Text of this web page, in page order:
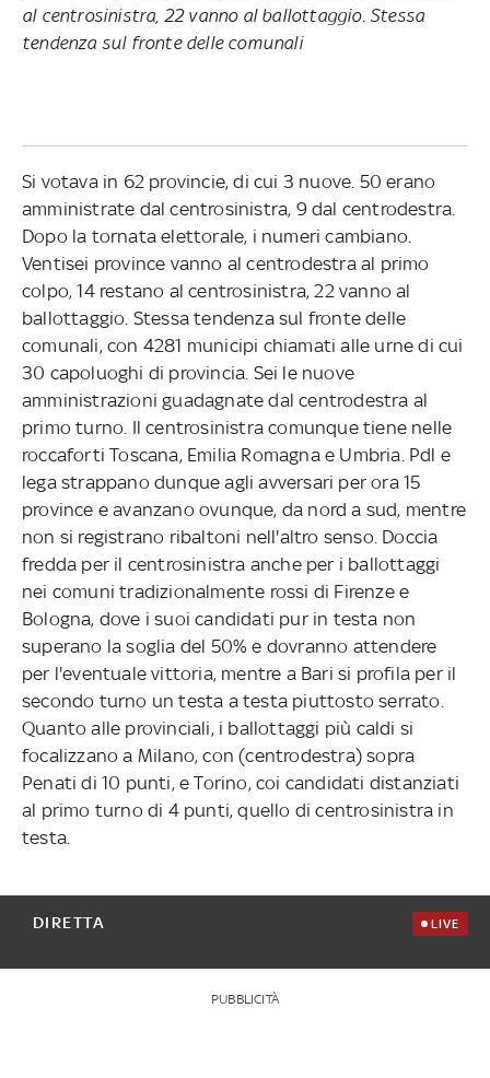
al centrosinistra, 22 vanno al ballottaggio. Stessa
tendenza sul fronte delle comunali
Si votava in 62 provincie, di cui 3 nuove. 50 erano
amministrate dal centrosinistra, 9 dal centrodestra.
Dopo la tornata elettorale, i numeri cambiano.
Ventisei province vanno al centrodestra al primo
colpo, 14 restano al centrosinistra, 22 vanno al
ballottaggio. Stessa tendenza sul fronte delle
comunali, con 4281 municipi chiamati alle urne di cui
30 capoluoghi di provincia. Sei le nuove
amministrazioni guadagnate dal centrodestra al
primo turno. Il centrosinistra comunque tiene nelle
roccaforti Toscana, Emilia Romagna e Umbria. Pdl e
lega strappano dunque agli avversari per ora 15
province e avanzano ovunque, da nord a sud, mentre
non si registrano ribaltoni nell'altro senso. Doccia
fredda per il centrosinistra anche per i ballottaggi
nei comuni tradizionalmente rossi di Firenze e
Bologna, dove i suoi candidati pur in testa non
superano la soglia del 50% e dovranno attendere
per l'eventuale vittoria, mentre a Bari si profila per il
secondo turno un testa a testa piuttosto serrato.
Quanto alle provinciali, i ballottaggi più caldi si
focalizzano a Milano, con (centrodestra) sopra
Penati di 10 punti, e Torino, coi candidati distanziati
al primo turno di 4 punti, quello di centrosinistra in
testa.
DIRETTA LIVE
PUBBLICITÀ